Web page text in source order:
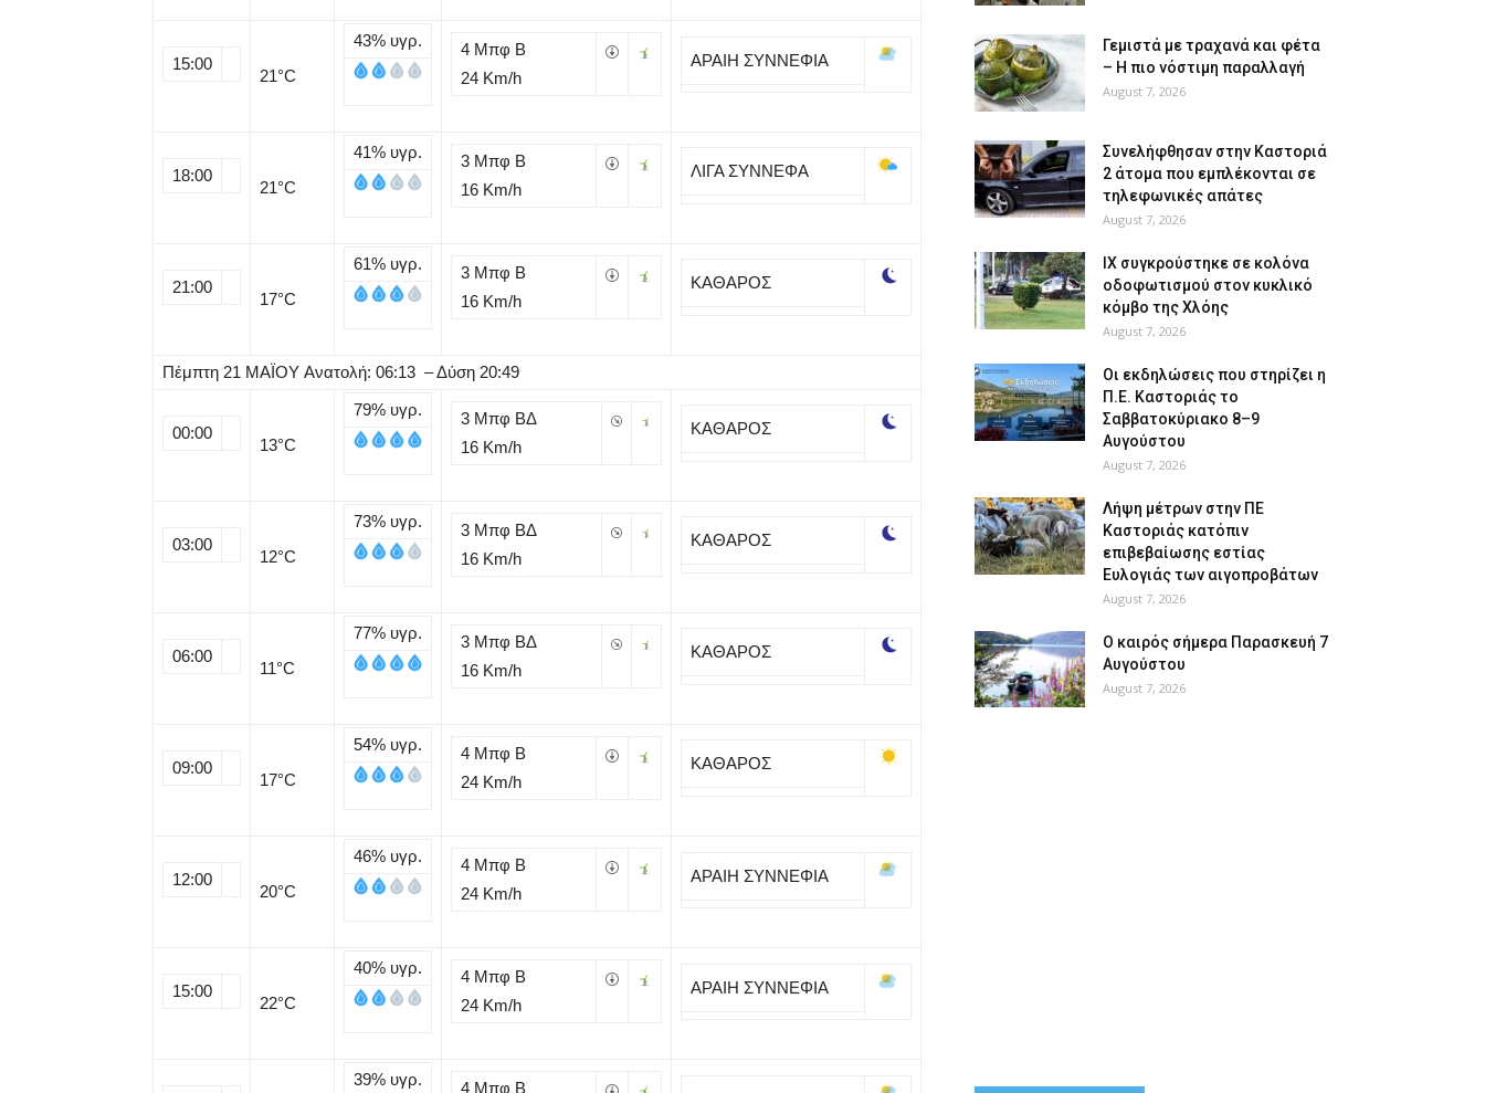
15:00
21°C
43% υγρ.
4 Μπφ B
24 Km/h
ΑΡΑΙΗ ΣΥΝΝΕΦΙΑ
18:00
21°C
41% υγρ.
3 Μπφ B
16 Km/h
ΛΙΓΑ ΣΥΝΝΕΦΑ
21:00
17°C
61% υγρ.
3 Μπφ B
16 Km/h
ΚΑΘΑΡΟΣ
Πέμπτη 21 ΜΑΪΟΥ Ανατολή: 06:13 – Δύση 20:49
00:00
13°C
79% υγρ.
3 Μπφ ΒΔ
16 Km/h
ΚΑΘΑΡΟΣ
03:00
12°C
73% υγρ.
3 Μπφ ΒΔ
16 Km/h
ΚΑΘΑΡΟΣ
06:00
11°C
77% υγρ.
3 Μπφ ΒΔ
16 Km/h
ΚΑΘΑΡΟΣ
09:00
17°C
54% υγρ.
4 Μπφ B
24 Km/h
ΚΑΘΑΡΟΣ
12:00
20°C
46% υγρ.
4 Μπφ B
24 Km/h
ΑΡΑΙΗ ΣΥΝΝΕΦΙΑ
15:00
22°C
40% υγρ.
4 Μπφ B
24 Km/h
ΑΡΑΙΗ ΣΥΝΝΕΦΙΑ
39% υγρ. 4 Μπφ B
Γεμιστά με τραχανά και φέτα
– Η πιο νόστιμη παραλλαγή
August 7, 2026
Συνελήφθησαν στην Καστοριά
2 άτομα που εμπλέκονται σε
τηλεφωνικές απάτες
August 7, 2026
ΙΧ συγκρούστηκε σε κολόνα
οδοφωτισμού στον κυκλικό
κόμβο της Χλόης
August 7, 2026
Οι εκδηλώσεις που στηρίζει η
Π.Ε. Καστοριάς το
Σαββατοκύριακο 8–9
Αυγούστου
August 7, 2026
Λήψη μέτρων στην ΠΕ
Καστοριάς κατόπιν
επιβεβαίωσης εστίας
Ευλογιάς των αιγοπροβάτων
August 7, 2026
Ο καιρός σήμερα Παρασκευή 7
Αυγούστου
August 7, 2026